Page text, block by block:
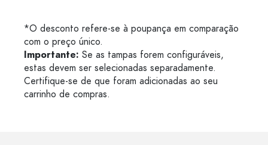
*O desconto refere-se à poupança em comparação
com o preço único.
Importante: Se as tampas forem configuráveis,
estas devem ser selecionadas separadamente.
Certifique-se de que foram adicionadas ao seu
carrinho de compras.